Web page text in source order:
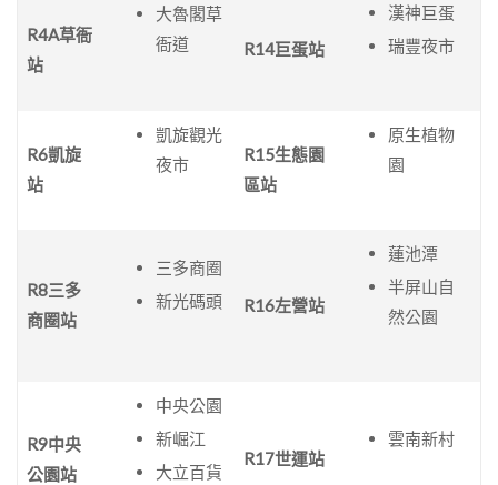
R4A草衙
站
大魯閣草
衙道
R14巨蛋站
漢神巨蛋
瑞豐夜市
R6凱旋
站
凱旋觀光
夜市
R15生態園
區站
原生植物
園
R8三多
商圈站
三多商圈
新光碼頭
R16左營站
蓮池潭
半屏山自
然公園
R9中央
公園站
中央公園
新崛江
大立百貨
R17世運站
雲南新村